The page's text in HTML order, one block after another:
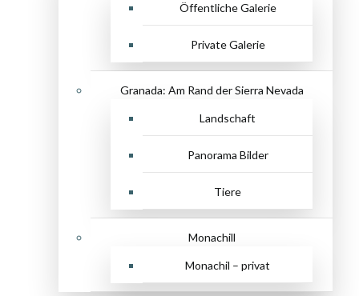
Öffentliche Galerie
Private Galerie
Granada: Am Rand der Sierra Nevada
Landschaft
Panorama Bilder
Tiere
Monachill
Monachil – privat